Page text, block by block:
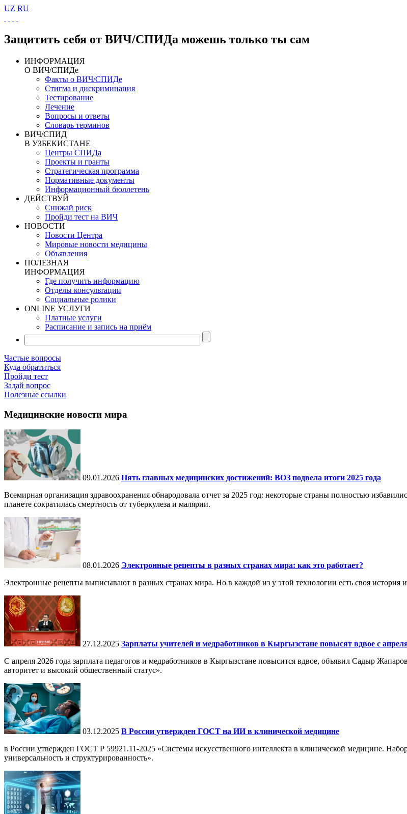
UZ RU
Защитить себя от ВИЧ/СПИДа можешь только ты сам
ИНФОРМАЦИЯ
О ВИЧ/СПИДе
Факты о ВИЧ/СПИДе
Стигма и дискриминация
Тестирование
Лечение
Вопросы и ответы
Словарь терминов
ВИЧ/СПИД
В УЗБЕКИСТАНЕ
Центры СПИДа
Проекты и гранты
Стратегическая программа
Нормативные документы
Информационный бюллетень
ДЕЙСТВУЙ
Снижай риск
Пройди тест на ВИЧ
НОВОСТИ
Новости Центра
Мировые новости медицины
Объявления
ПОЛЕЗНАЯ
ИНФОРМАЦИЯ
Где получить информацию
Отделы консультации
Социальные ролики
ONLINE УСЛУГИ
Платные услуги
Расписание и запись на приём
Частые вопросы
Куда обратиться
Пройди тест
Задай вопрос
Полезные ссылки
Медицинские новости мира
09.01.2026 Пять главных медицинских достижений: ВОЗ подвела итоги 2025 года
Всемирная организация здравоохранения обнародовала отчет за 2025 год: некоторые страны полностью
планете сократилась смертность от туберкулеза и малярии.
08.01.2026 Электронные рецепты в разных странах мира: как это работает?
Электронные рецепты выписывают в разных странах мира. Но в каждой из у этой технологии есть своя история
27.12.2025 Зарплаты учителей и медработников в Кыргызстане повысят вдвое с
С апреля 2026 года зарплата педагогов и медработников в Кыргызстане повысится вдвое, объявил Садыр
авторитет и высокий общественный статус».
03.12.2025 В России утвержден ГОСТ на ИИ в клинической медицине
в России утвержден ГОСТ Р 59921.11-2025 «Системы искусственного интеллекта в клинической медицине.
универсальность и структурированность».